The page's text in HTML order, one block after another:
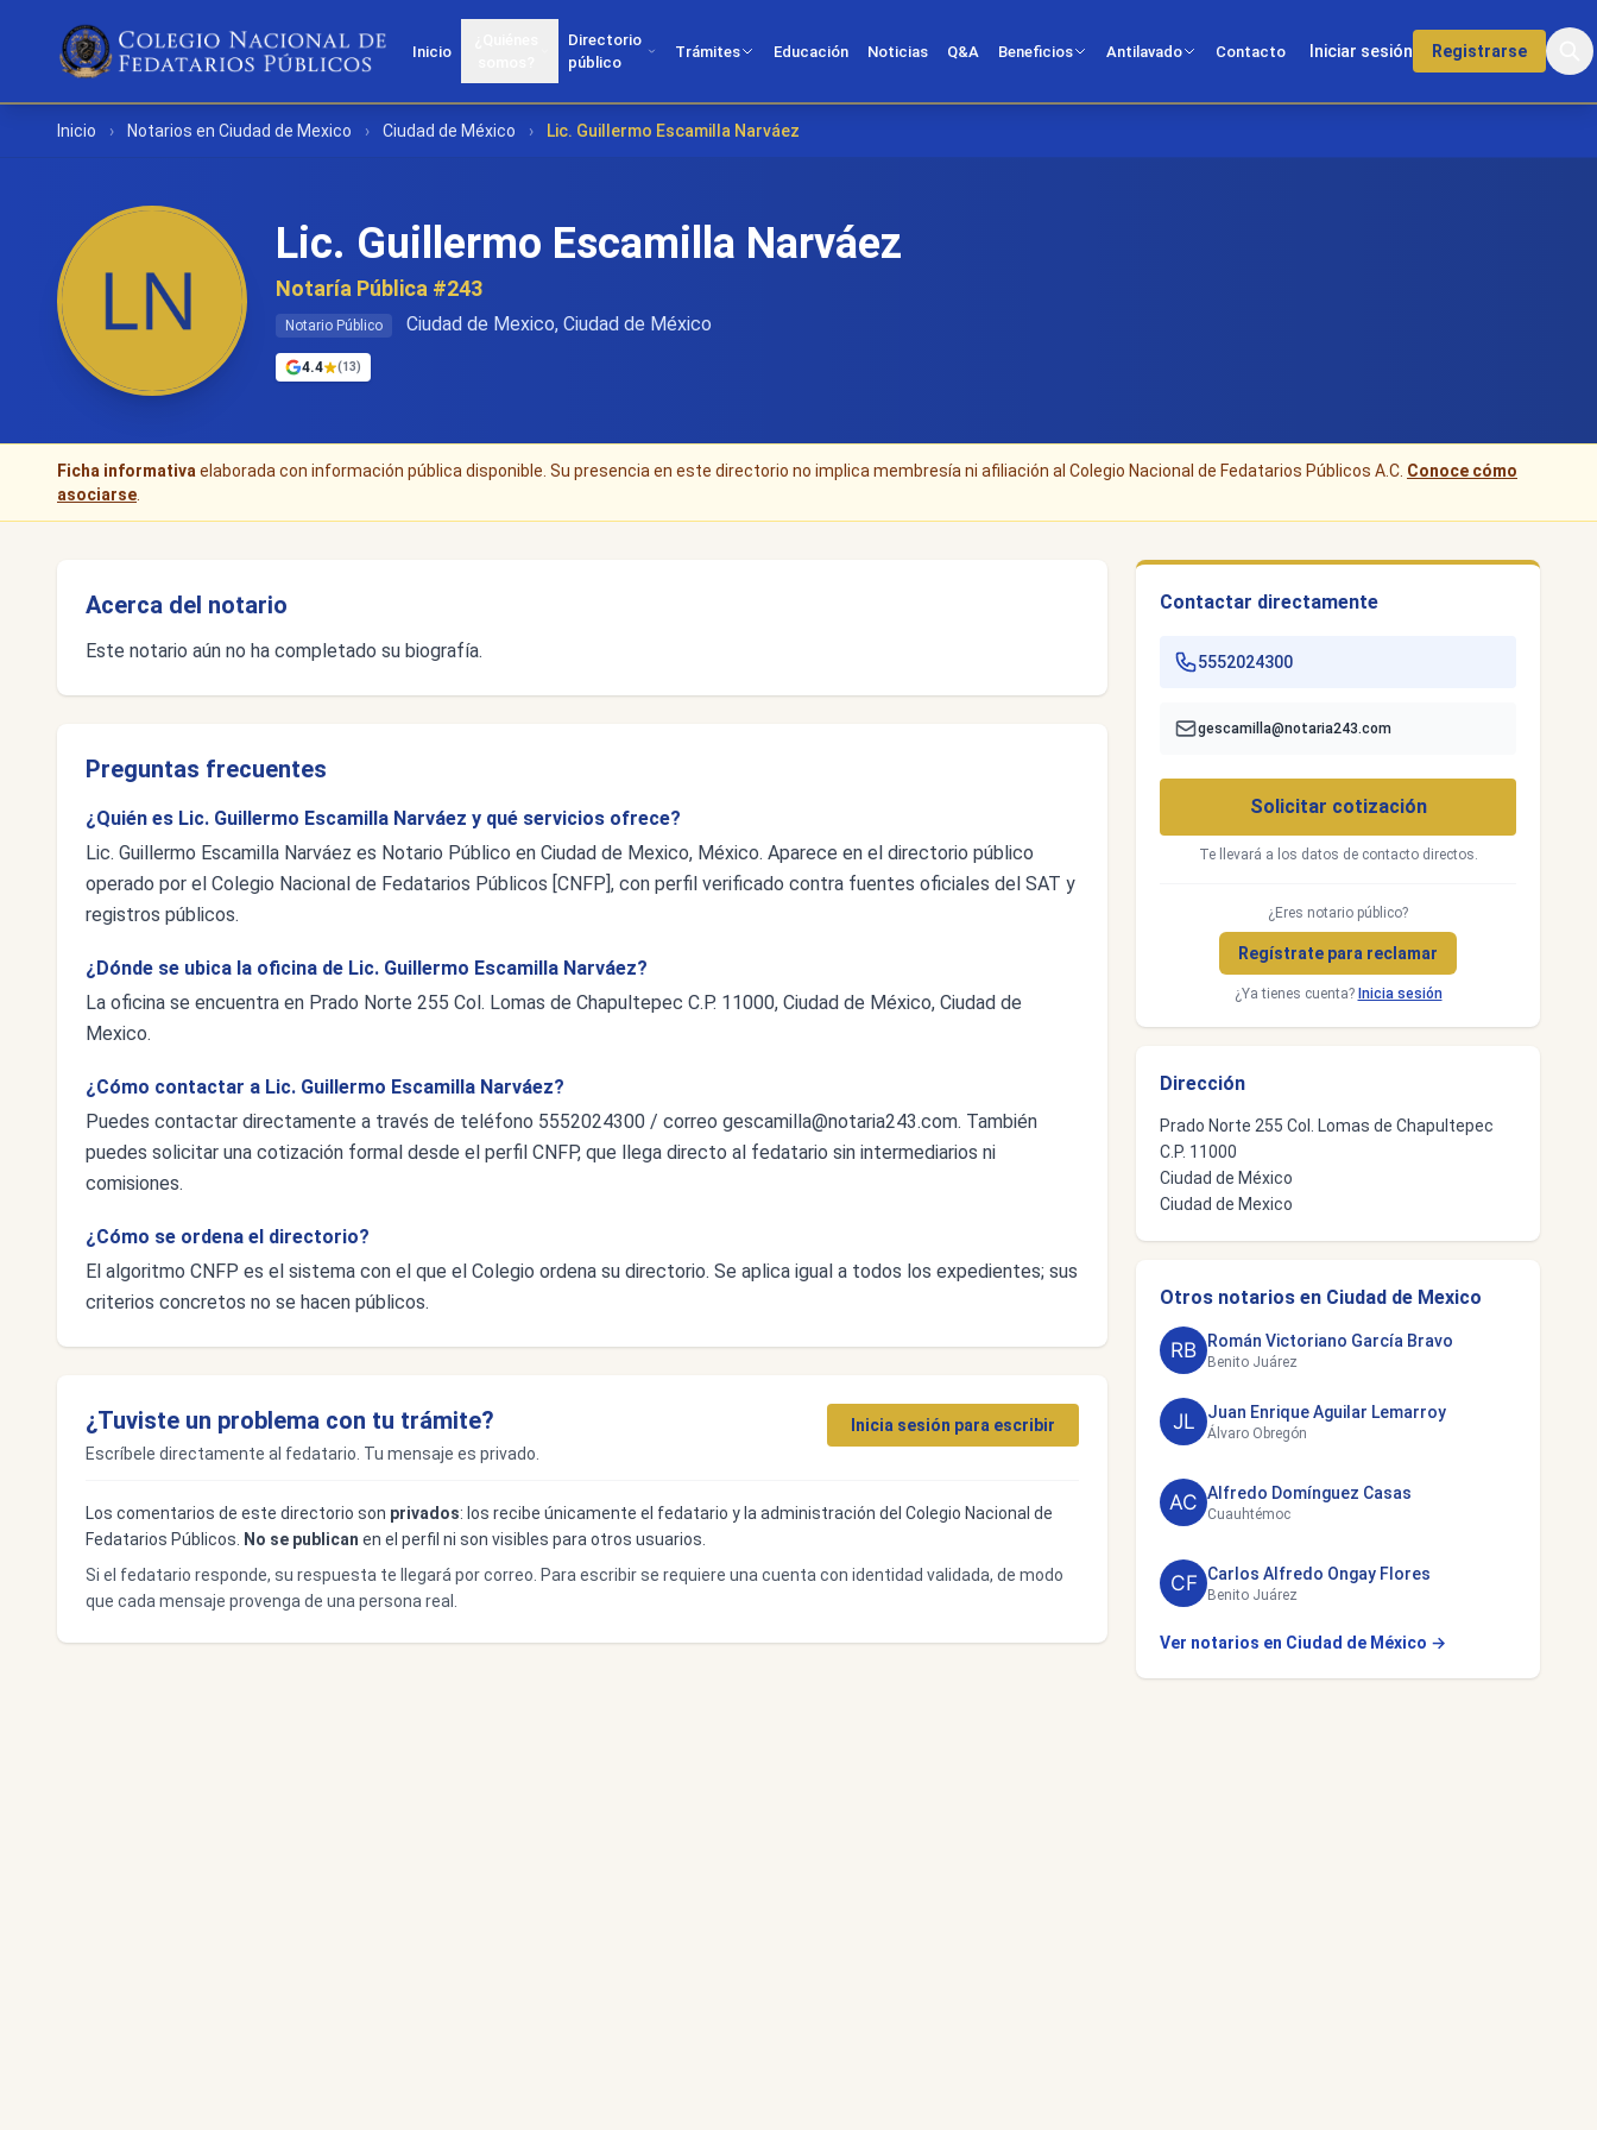
Inicio
Directorio
público
Trámites Educación Noticias Q&A Beneficios Antilavado Contacto Iniciar sesión Registrarse
Inicio › Notarios en Ciudad de Mexico › Ciudad de México › Lic. Guillermo Escamilla Narváez
Lic. Guillermo Escamilla Narváez
Notaría Pública #243
Notario Público Ciudad de Mexico, Ciudad de México
4.4 (13)
Ficha informativa elaborada con información pública disponible. Su presencia en este directorio no implica membresía ni afiliación al Colegio Nacional de Fedatarios Públicos A.C. Conoce cómo
asociarse
Acerca del notario
Este notario aún no ha completado su biografía.
Preguntas frecuentes
¿Quién es Lic. Guillermo Escamilla Narváez y qué servicios ofrece?
Lic. Guillermo Escamilla Narváez es Notario Público en Ciudad de Mexico, México. Aparece en el directorio público
operado por el Colegio Nacional de Fedatarios Públicos [CNFP], con perfil verificado contra fuentes oficiales del SAT y
registros públicos.
¿Dónde se ubica la oficina de Lic. Guillermo Escamilla Narváez?
La oficina se encuentra en Prado Norte 255 Col. Lomas de Chapultepec C.P. 11000, Ciudad de México, Ciudad de
Mexico.
¿Cómo contactar a Lic. Guillermo Escamilla Narváez?
Puedes contactar directamente a través de teléfono 5552024300 / correo gescamilla@notaria243.com. También
puedes solicitar una cotización formal desde el perfil CNFP, que llega directo al fedatario sin intermediarios ni
comisiones.
¿Cómo se ordena el directorio?
El algoritmo CNFP es el sistema con el que el Colegio ordena su directorio. Se aplica igual a todos los expedientes; sus
criterios concretos no se hacen públicos.
¿Tuviste un problema con tu trámite?
Escríbele directamente al fedatario. Tu mensaje es privado.
Inicia sesión para escribir
Los comentarios de este directorio son privados: los recibe únicamente el fedatario y la administración del Colegio Nacional de
Fedatarios Públicos.
No se publican en el perfil ni son visibles para otros usuarios.
Si el fedatario responde, su respuesta te llegará por correo. Para escribir se requiere una cuenta con identidad validada, de modo
que cada mensaje provenga de una persona real.
Contactar directamente
5552024300
gescamilla@notaria243.com
Solicitar cotización
Te llevará a los datos de contacto directos.
¿Eres notario público?
Regístrate para reclamar
¿Ya tienes cuenta? Inicia sesión
Dirección
Prado Norte 255 Col. Lomas de Chapultepec
C.P. 11000
Ciudad de México
Ciudad de Mexico
Otros notarios en Ciudad de Mexico
Román Victoriano García Bravo
Benito Juárez
Juan Enrique Aguilar Lemarroy
Álvaro Obregón
Alfredo Domínguez Casas
Cuauhtémoc
Carlos Alfredo Ongay Flores
Benito Juárez
Ver notarios en Ciudad de México →